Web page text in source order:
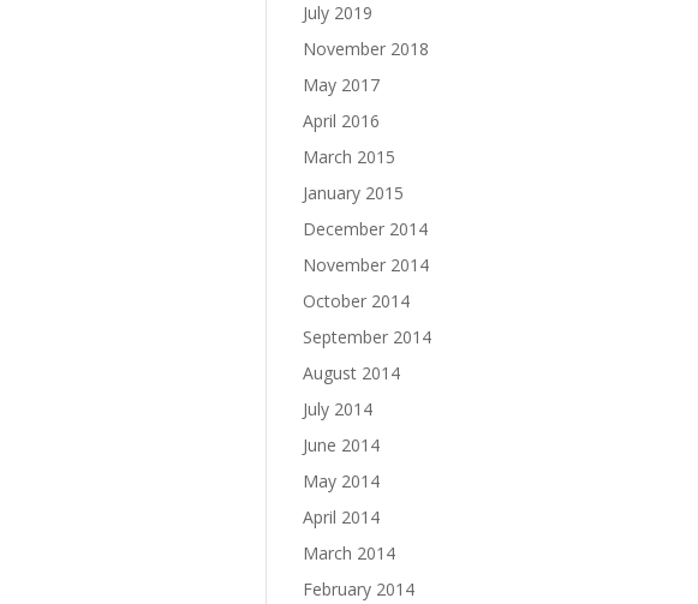
July 2019
November 2018
May 2017
April 2016
March 2015
January 2015
December 2014
November 2014
October 2014
September 2014
August 2014
July 2014
June 2014
May 2014
April 2014
March 2014
February 2014